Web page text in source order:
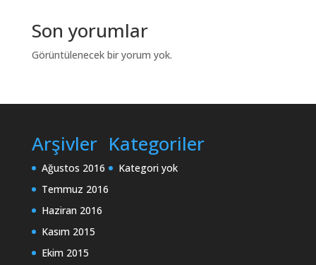
Son yorumlar
Görüntülenecek bir yorum yok.
Arşivler
Ağustos 2016
Temmuz 2016
Haziran 2016
Kasım 2015
Ekim 2015
Kategoriler
Kategori yok